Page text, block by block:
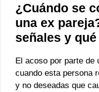
¿Cuándo se
una ex
señales y
El acoso por parte de
cuando esta persona
y no deseadas que